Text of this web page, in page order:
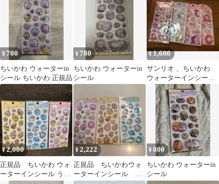
¥ 700
ちいかわ ウォーターin
シール ちいかわ 正規品
¥ 780
ちいかわ ウォーターin
シール
¥1,600
サンリオ 、ちいかわ
ウォーターインシール
4点セット
¥2,000
正規品 ちいかわ ウォ
ーターインシール うさ
¥2,222
正規品 ちいかわウォ
ーターインシール 新
¥800
ちいかわ ウォーターin
シール